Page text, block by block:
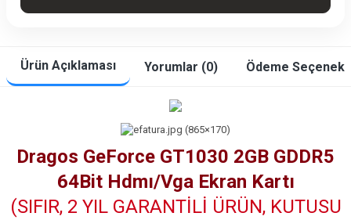
Ürün Açıklaması Yorumlar (0) Ödeme
Dragos GeForce GT1030 2GB GDDR5
64Bit Hdmı/Vga Ekran Kartı
(SIFIR, 2 YIL GARANTİLİ ÜRÜN, KUTUSU